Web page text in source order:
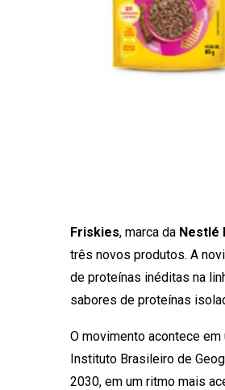
Friskies, marca da Nestlé
três novos produtos. A
de proteínas inéditas na
sabores de proteínas
O movimento acontece
Instituto Brasileiro de
2030, em um ritmo mais